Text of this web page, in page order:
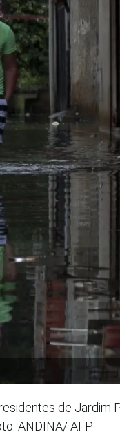
de Jardim
ANDINA/ AFP